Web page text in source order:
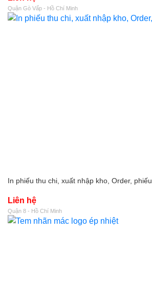
Quận Gò Vấp - Hồ Chí Minh
In phiếu thu chi, xuất nhập kho, Order,
Liên hệ
Quận 8 - Hồ Chí Minh